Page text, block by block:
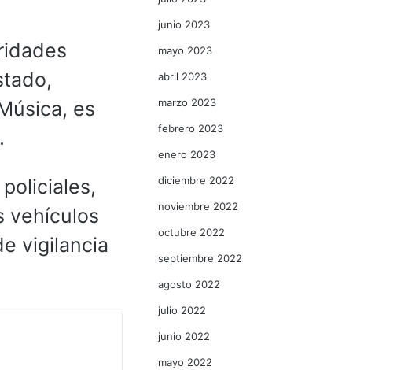
es
vehículos
vigilancia
junio 2023
mayo 2023
abril 2023
marzo 2023
febrero 2023
enero 2023
diciembre 2022
noviembre 2022
octubre 2022
septiembre 2022
agosto 2022
julio 2022
junio 2022
mayo 2022